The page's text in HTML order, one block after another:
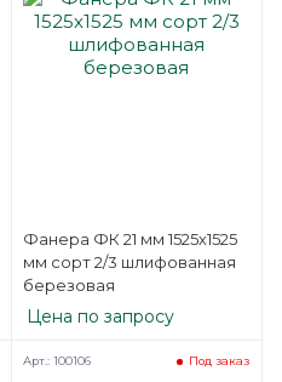
Фанера ФК 21 мм 1525х1525
мм сорт 2/3 шлифованная
березовая
Цена по запросу
Под заказ
Арт.: 100106